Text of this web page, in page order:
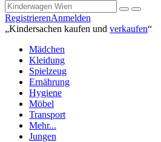
RegistrierenAnmelden
„Kindersachen kaufen und verkaufen“
Mädchen
Kleidung
Spielzeug
Ernährung
Hygiene
Möbel
Transport
Mehr...
Jungen